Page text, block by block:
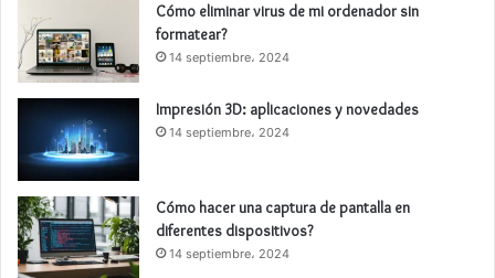
Cómo eliminar virus de mi ordenador sin
formatear?
14 septiembre، 2024
Impresión 3D: aplicaciones y novedades
14 septiembre، 2024
Cómo hacer una captura de pantalla en
diferentes dispositivos?
14 septiembre، 2024